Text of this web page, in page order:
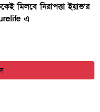
মিলবে নিরাপত্তা ইয়াভ’র
এ